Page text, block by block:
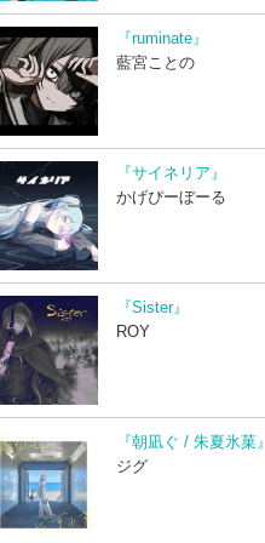
『ruminate』
藍宮ことの
『サイネリア』
かげぴーぼーる
『Sister』
ROY
『朝凪ぐ / 朱夏氷菓』
ジグ